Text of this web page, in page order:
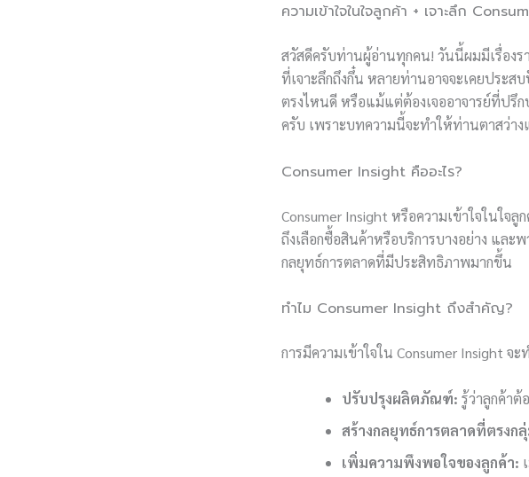
ความเข้าใจในใจลูกค้า + เจาะลึก
สวัสดีครับท่านผู้อ่านทุกคน! วันนี้ผมมีเรื่องร
ที่เจาะลึกถึงกึ๋น หลายท่านอาจจะเคยประ
ตรงไหนดี หรือแม้แต่ต้องเจออาจารย์ที่ปรึ
ครับ เพราะบทความนี้จะทำให้ท่านตาสว่าง
Consumer Insight คืออะไร?
Consumer Insight หรือความเข้าใจในใจ
ถึงเลือกซื้อสินค้าหรือบริการบางอย่าง และพ
กลยุทธ์การตลาดที่มีประสิทธิภาพมากขึ้น
ทำไม Consumer Insight ถึงสำคัญ?
การมีความเข้าใจใน Consumer Insight จ
ปรับปรุงผลิตภัณฑ์: รู้ว่าลูกค้าต้
สร้างกลยุทธ์การตลาดที่ตรงก
เพิ่มความพึงพอใจของลูกค้า: